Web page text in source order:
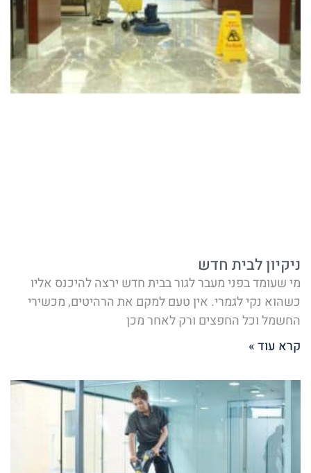
ניקיון לבית חדש
מי שעומד בפני מעבר לגור בבית חדש ירצה להיכנס אליו
כשהוא נקי לגמרי. אין טעם למקם את הרהיטים, מכשירי
החשמל וכל החפצים ורק לאחר מכן
קרא עוד »